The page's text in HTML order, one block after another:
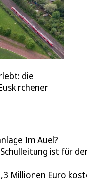
die
Im Auel?
ist für
Millionen Euro